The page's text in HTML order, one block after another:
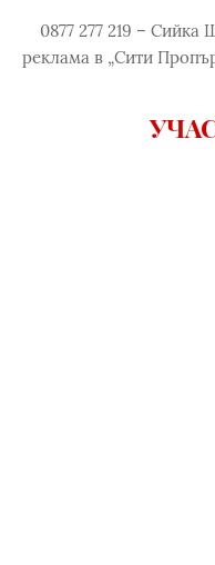
0877 277 219 – Сийка
реклама в „Сити